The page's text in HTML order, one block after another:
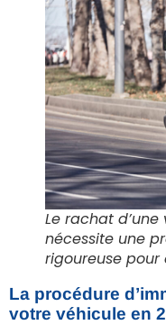
Le rachat
nécessite une
rigoureuse pour
La procédure
votre véhicule en